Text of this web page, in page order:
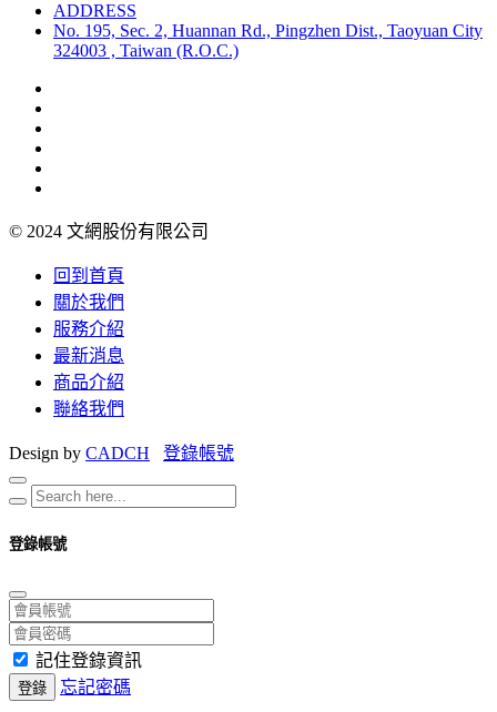
ADDRESS
No. 195, Sec. 2, Huannan Rd., Pingzhen Dist., Taoyuan City
324003 , Taiwan (R.O.C.)
© 2024 文網股份有限公司
回到首頁
關於我們
服務介紹
最新消息
商品介紹
聯絡我們
Design by CADCH 登錄帳號
登錄帳號
記住登錄資訊
登錄 忘記密碼